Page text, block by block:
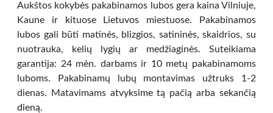
Aukštos kokybės pakabinamos lubos gera kaina Vilniuje,
Kaune ir kituose Lietuvos miestuose. Pakabinamos
lubos gali būti matinės, blizgios, satininės, skaidrios, su
nuotrauka, kelių lygių ar medžiaginės. Suteikiama
garantija: 24 mėn. darbams ir 10 metų pakabinamoms
luboms. Pakabinamų lubų montavimas užtruks 1-2
dienas. Matavimams atvyksime tą pačią arba sekančią
dieną.